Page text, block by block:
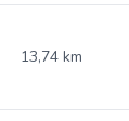
13,74 km